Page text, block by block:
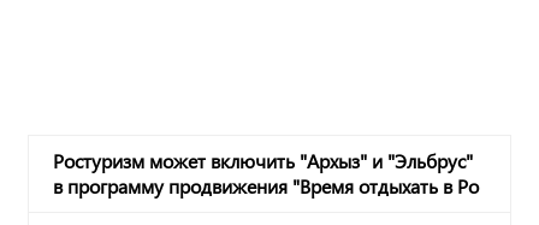
Ростуризм может включить "Архыз" и "Эльбрус"
в программу продвижения "Время отдыхать в Ро